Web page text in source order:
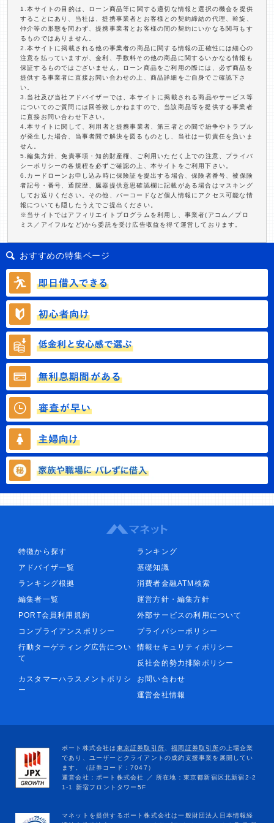
1.本サイトの目的は、ローン商品等に関する適切な情報と選択の機会を提供
することにあり、当社は、提携事業者とお客様との契約締結の代理、斡旋、
仲介等の形態を問わず、提携事業者とお客様の間の契約にいかなる関与もす
るものではありません。
2.本サイトに掲載される他の事業者の商品に関する情報の正確性には細心の
注意を払っていますが、金利、手数料その他の商品に関するいかなる情報も
保証するものではございません。ローン商品をご利用の際には、必ず商品を
提供する事業者に直接お問い合わせの上、商品詳細をご自身でご確認下さ
い。
3.当社及び当社アドバイザーでは、本サイトに掲載される商品やサービス等
についてのご質問には回答致しかねますので、当該商品等を提供する事業者
に直接お問い合わせ下さい。
4.本サイトに関して、利用者と提携事業者、第三者との間で紛争やトラブル
が発生した場合、当事者間で解決を図るものとし、当社は一切責任を負いま
せん。
5.編集方針、免責事項・知的財産権、ご利用いただく上での注意、プライバ
シーポリシーの各規程を必ずご確認の上、本サイトをご利用下さい。
6.カードローンお申し込み時に保険証を提出する場合、保険者番号、被保険
者記号・番号、通院歴、臓器提供意思確認欄に記載がある場合はマスキング
してお送りください。その他、バーコードなど個人情報にアクセス可能な情
報についても隠したうえでご提出ください。
※当サイトではアフィリエイトプログラムを利用し、事業者(アコム／プロ
ミス／アイフルなど)から委託を受け広告収益を得て運営しております。
おすすめの特集ページ
特徴から探す
ランキング
アドバイザ一覧
基礎知識
ランキング根拠
消費者金融ATM検索
編集者一覧
運営方針・編集方針
PORT会員利用規約
外部サービスの利用について
コンプライアンスポリシー
プライバシーポリシー
行動ターゲティング広告につい
て
情報セキュリティポリシー
反社会的勢力排除ポリシー
カスタマーハラスメントポリシ
ー
お問い合わせ
運営会社情報